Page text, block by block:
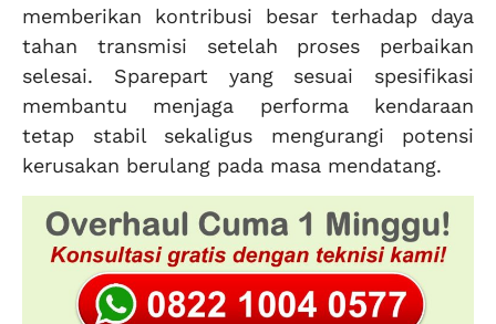
memberikan kontribusi besar terhadap daya
tahan transmisi setelah proses perbaikan
selesai. Sparepart yang sesuai spesifikasi
membantu menjaga performa kendaraan
tetap stabil sekaligus mengurangi potensi
kerusakan berulang pada masa mendatang.